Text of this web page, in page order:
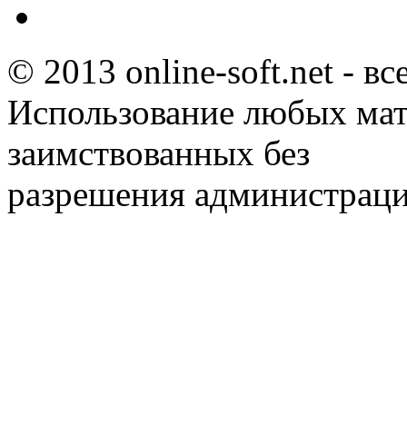
© 2013 online-soft.net -
Использование любых
заимствованных без
разрешения